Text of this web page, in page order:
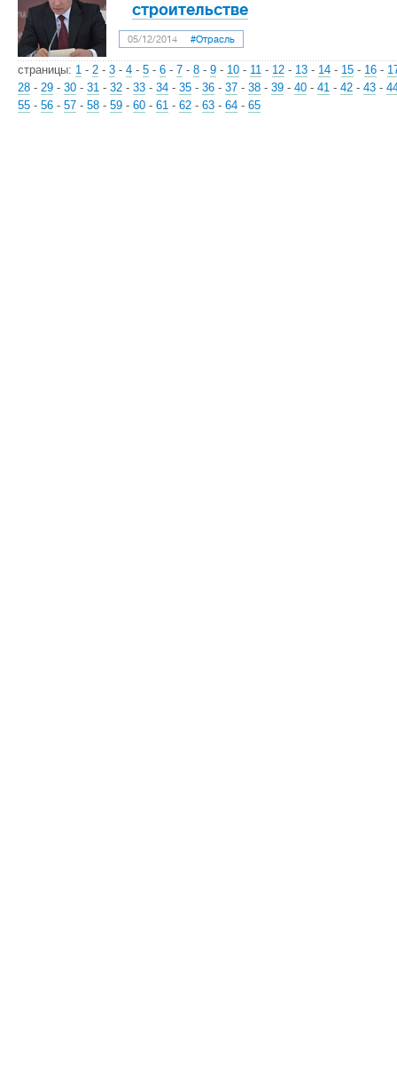
строительстве
05/12/2014 #Отрасль
страницы: 1 - 2 - 3 - 4 - 5 - 6 - 7 - 8 - 9 - 10 - 11 - 12 - 13 - 14 - 15 - 16 -
28 - 29 - 30 - 31 - 32 - 33 - 34 - 35 - 36 - 37 - 38 - 39 - 40 - 41 - 42 - 43 -
55 - 56 - 57 - 58 - 59 - 60 - 61 - 62 - 63 - 64 - 65